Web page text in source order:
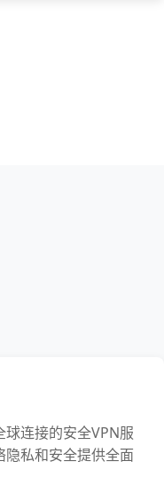
连接的安全VPN服
私和安全提供全面